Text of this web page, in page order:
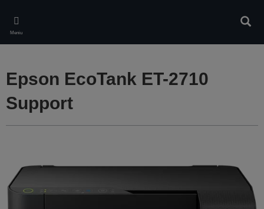
main
content
Meniu
Epson EcoTank ET-2710
Support